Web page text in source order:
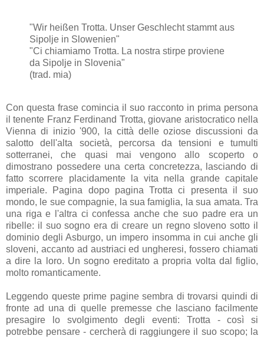
"Wir heißen Trotta. Unser Geschlecht stammt aus
Sipolje in Slowenien"
"Ci chiamiamo Trotta. La nostra stirpe proviene
da Sipolje in Slovenia"
(trad. mia)
Con questa frase comincia il suo racconto in prima persona
il tenente Franz Ferdinand Trotta, giovane aristocratico nella
Vienna di inizio '900, la città delle oziose discussioni da
salotto dell'alta società, percorsa da tensioni e tumulti
sotterranei, che quasi mai vengono allo scoperto o
dimostrano possedere una certa concretezza, lasciando di
fatto scorrere placidamente la vita nella grande capitale
imperiale. Pagina dopo pagina Trotta ci presenta il suo
mondo, le sue compagnie, la sua famiglia, la sua amata. Tra
una riga e l'altra ci confessa anche che suo padre era un
ribelle: il suo sogno era di creare un regno sloveno sotto il
dominio degli Asburgo, un impero insomma in cui anche gli
sloveni, accanto ad austriaci ed ungheresi, fossero chiamati
a dire la loro. Un sogno ereditato a propria volta dal figlio,
molto romanticamente.
Leggendo queste prime pagine sembra di trovarsi quindi di
fronte ad una di quelle premesse che lasciano facilmente
presagire lo svolgimento degli eventi: Trotta - così si
potrebbe pensare - cercherà di raggiungere il suo scopo; la